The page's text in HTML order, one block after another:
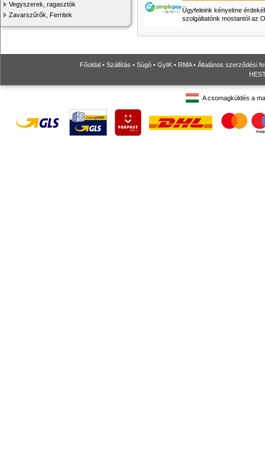
Vegyszerek, ragasztók
Zavarszűrők, Ferritek
Ügyfeleink kényelme
szolgáltatónk mostantól az
Főoldal • Szállítás • Súgó • GyIK • RMA• Általános szerződési
A csomagküldés a